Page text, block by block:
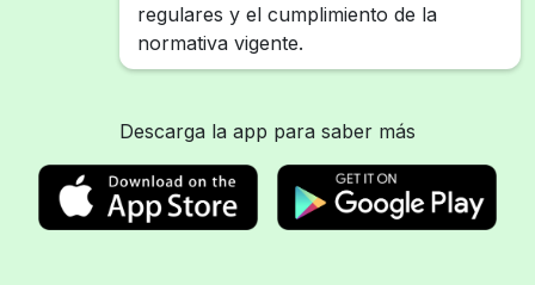
regulares y el cumplimiento de la
normativa vigente.
Descarga la app para saber más